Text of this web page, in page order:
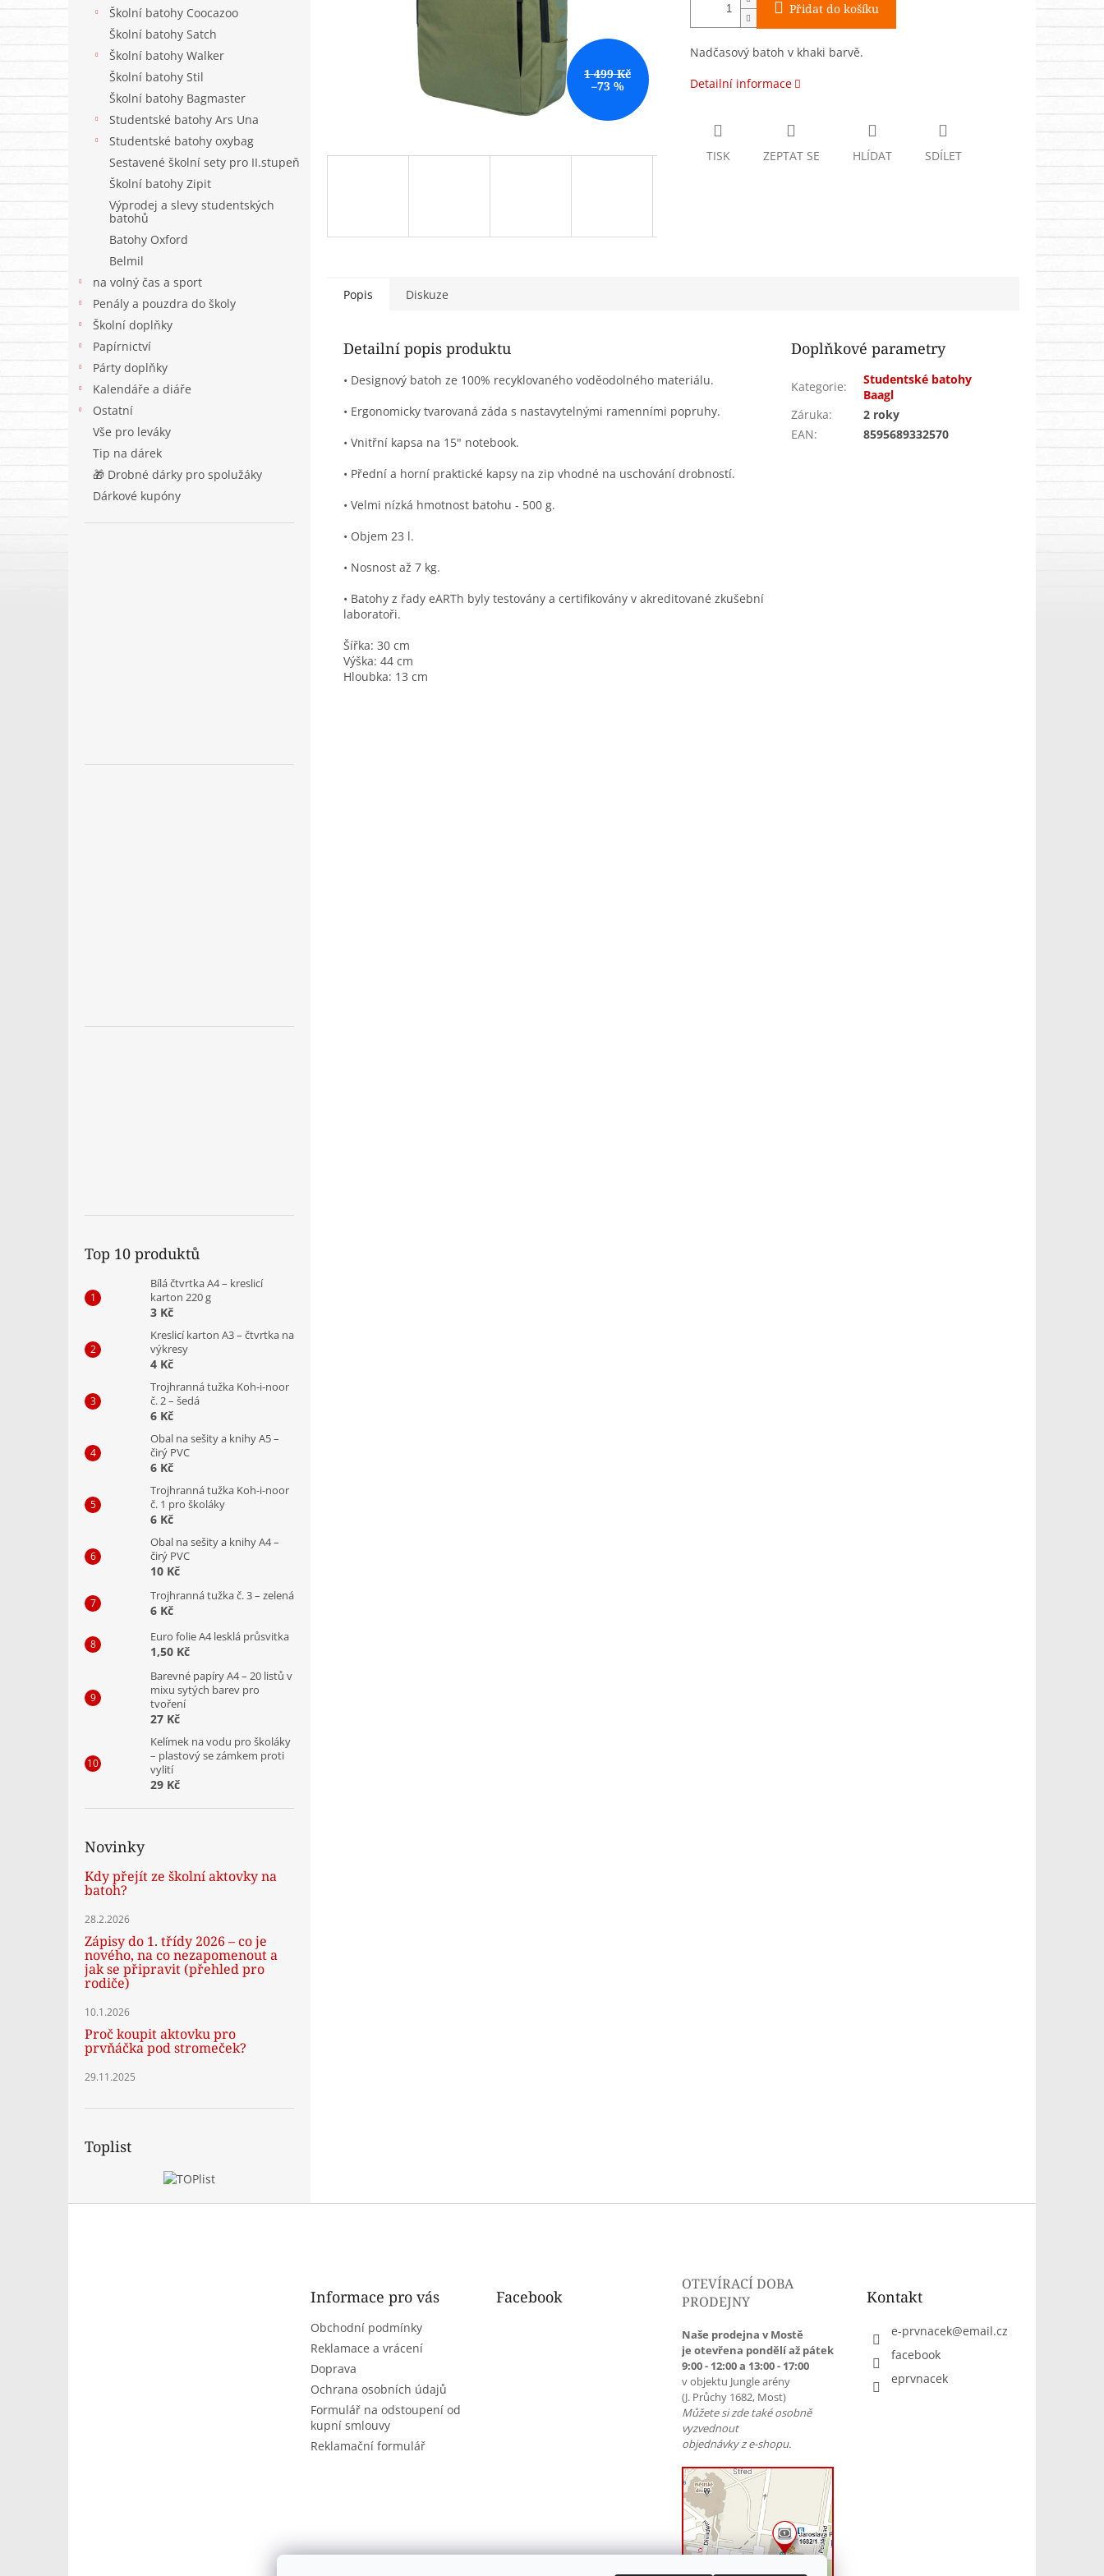
Školní batohy Coocazoo
Školní batohy Satch
Školní batohy Walker
Školní batohy Stil
Školní batohy Bagmaster
Studentské batohy Ars Una
Studentské batohy oxybag
Sestavené školní sety pro II.stupeň
Školní batohy Zipit
Výprodej a slevy studentských
batohů
Batohy Oxford
Belmil
na volný čas a sport
Penály a pouzdra do školy
Školní doplňky
Papírnictví
Párty doplňky
Kalendáře a diáře
Ostatní
Vše pro leváky
Tip na dárek
🎁 Drobné dárky pro spolužáky
Dárkové kupóny
Top 10 produktů
Bílá čtvrtka A4 – kreslicí
karton 220 g
3 Kč
Kreslicí karton A3 – čtvrtka na
výkresy
4 Kč
Trojhranná tužka Koh-i-noor
č. 2 – šedá
6 Kč
Obal na sešity a knihy A5 –
čirý PVC
6 Kč
Trojhranná tužka Koh-i-noor
č. 1 pro školáky
6 Kč
Obal na sešity a knihy A4 –
čirý PVC
10 Kč
Trojhranná tužka č. 3 – zelená
6 Kč
Euro folie A4 lesklá průsvitka
1,50 Kč
Barevné papíry A4 – 20 listů v
mixu sytých barev pro
tvoření
27 Kč
Kelímek na vodu pro školáky
– plastový se zámkem proti
vylití
29 Kč
Novinky
Kdy přejít ze školní aktovky na
batoh?
28.2.2026
Zápisy do 1. třídy 2026 – co je
nového, na co nezapomenout a
jak se připravit (přehled pro
rodiče)
10.1.2026
Proč koupit aktovku pro
prvňáčka pod stromeček?
29.11.2025
Toplist
1 499 Kč
–73 %
Přidat do košíku
Nadčasový batoh v khaki barvě.
Detailní informace
TISK ZEPTAT SE HLÍDAT SDÍLET
Popis Diskuze
Detailní popis produktu
• Designový batoh ze 100% recyklovaného voděodolného materiálu.
• Ergonomicky tvarovaná záda s nastavytelnými ramenními popruhy.
• Vnitřní kapsa na 15" notebook.
• Přední a horní praktické kapsy na zip vhodné na uschování drobností.
• Velmi nízká hmotnost batohu - 500 g.
• Objem 23 l.
• Nosnost až 7 kg.
• Batohy z řady eARTh byly testovány a certifikovány v akreditované zkušební
laboratoři.
Šířka: 30 cm
Výška: 44 cm
Hloubka: 13 cm
Doplňkové parametry
Kategorie:
Studentské batohy
Baagl
Záruka:
2 roky
EAN: 8595689332570
Informace pro vás
Obchodní podmínky
Reklamace a vrácení
Doprava
Ochrana osobních údajů
Formulář na odstoupení od
kupní smlouvy
Reklamační formulář
Facebook
OTEVÍRACÍ DOBA
PRODEJNY
Naše prodejna v Mostě
je otevřena pondělí až pátek
9:00 - 12:00 a 13:00 - 17:00
v objektu Jungle arény
(J. Průchy 1682, Most)
Můžete si zde také osobně
vyzvednout
objednávky z e-shopu.
Kontakt
e-prvnacek@email.cz
facebook
eprvnacek